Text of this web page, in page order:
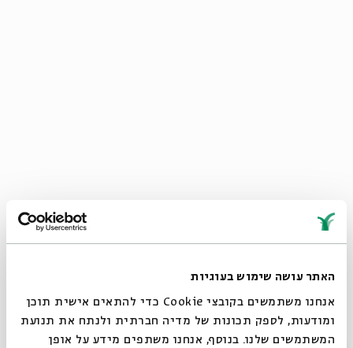
האתר עושה שימוש בעוגיות
אנחנו משתמשים בקובצי Cookie כדי להתאים אישית תוכן
ומודעות, לספק תכונות של מדיה חברתית ולנתח את תנועת
המשתמשים שלנו. בנוסף, אנחנו משתפים מידע על אופן
פְּרוֹפּוֹרְצְיָה(שֵם נ')